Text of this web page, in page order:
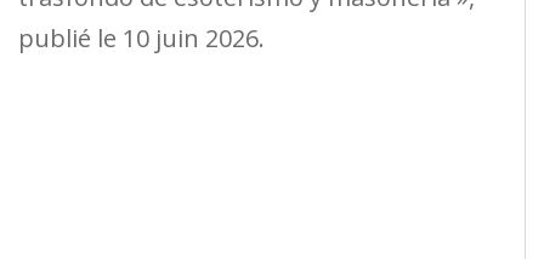
publié le 10 juin 2026.